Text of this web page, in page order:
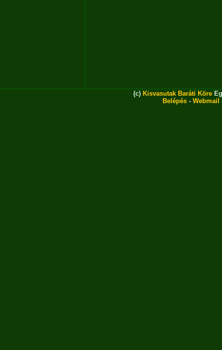
(c) Kisvasutak Baráti Köre
Belépés - Webmail